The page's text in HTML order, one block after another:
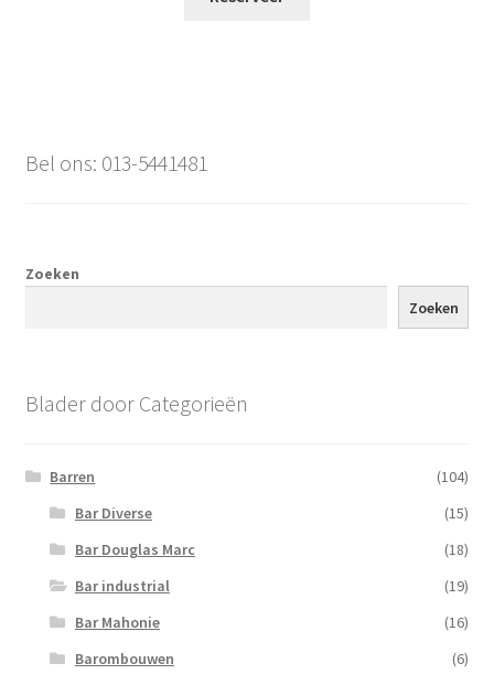
Bel ons: 013-5441481
Zoeken
Zoeken
Blader door Categorieën
Barren
(104)
Bar Diverse
(15)
Bar Douglas Marc
(18)
Bar industrial
(19)
Bar Mahonie
(16)
Barombouwen
(6)